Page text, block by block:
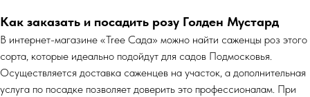
Как заказать и посадить розу Голден Мустард
В интернет-магазине «Tree Сада» можно найти саженцы роз этого
сорта, которые идеально подойдут для садов Подмосковья.
Осуществляется доставка саженцев на участок, а дополнительная
услуга по посадке позволяет доверить это профессионалам. При